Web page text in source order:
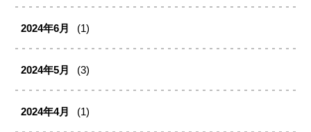
2024年6月 (1)
2024年5月 (3)
2024年4月 (1)